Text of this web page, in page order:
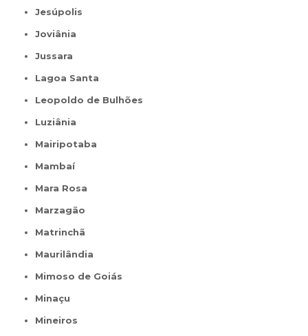
Jesúpolis
Joviânia
Jussara
Lagoa Santa
Leopoldo de Bulhões
Luziânia
Mairipotaba
Mambaí
Mara Rosa
Marzagão
Matrinchã
Maurilândia
Mimoso de Goiás
Minaçu
Mineiros